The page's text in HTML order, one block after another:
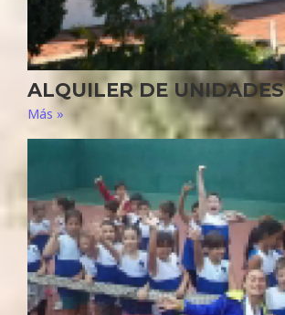
ALQUILER DE UNIDADES
Más »